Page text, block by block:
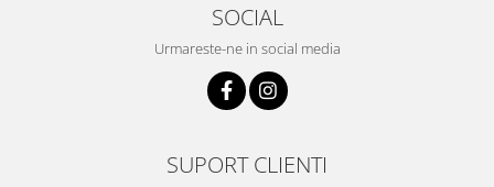
SOCIAL
Urmareste-ne in social media
SUPORT CLIENTI